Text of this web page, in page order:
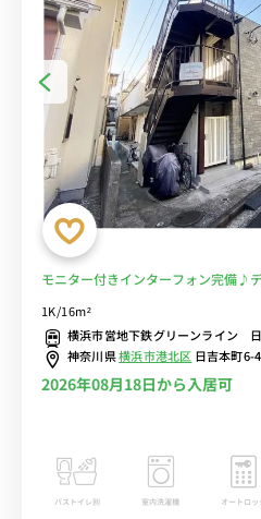
モニター付きインターフォン完備♪
へ1駅＆約2分でアクセス■選べるWi-
1K/16m²
横浜市営地下鉄グリーンライン
神奈川県横浜市港北区 日吉本町6-
2026年08月18日から入居可
バストイレ別 室内洗濯機 オートロッ